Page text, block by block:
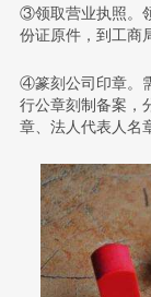
③领取营业执照。
份证原件，到工商
④篆刻公司印章。
行公章刻制备案，
章、法人代表人名